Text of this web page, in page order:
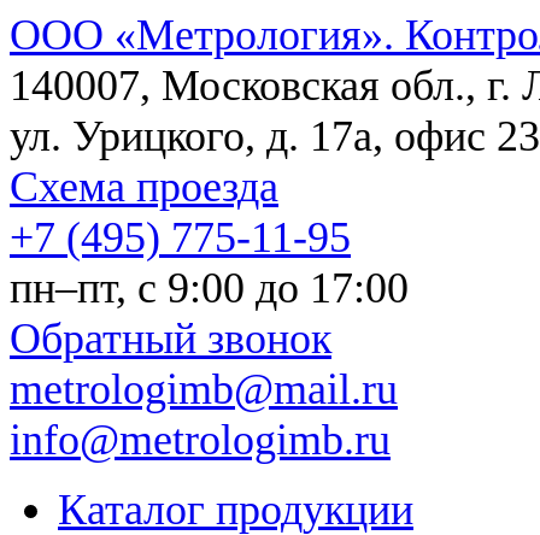
ООО «Метрология».
140007, Московская обл.,
ул. Урицкого, д. 17а, офис
Схема проезда
+7 (495) 775-11-95
пн–пт, c 9:00 до 17:00
Обратный звонок
metrologimb@mail.ru
info@metrologimb.ru
Каталог продукции